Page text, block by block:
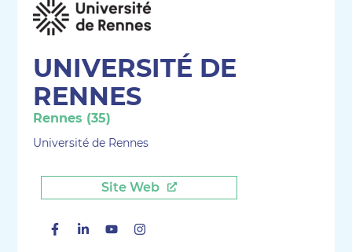
UNIVERSITÉ DE
RENNES
Rennes (35)
Université de Rennes
Site Web
FacebookLinkedinYoutube